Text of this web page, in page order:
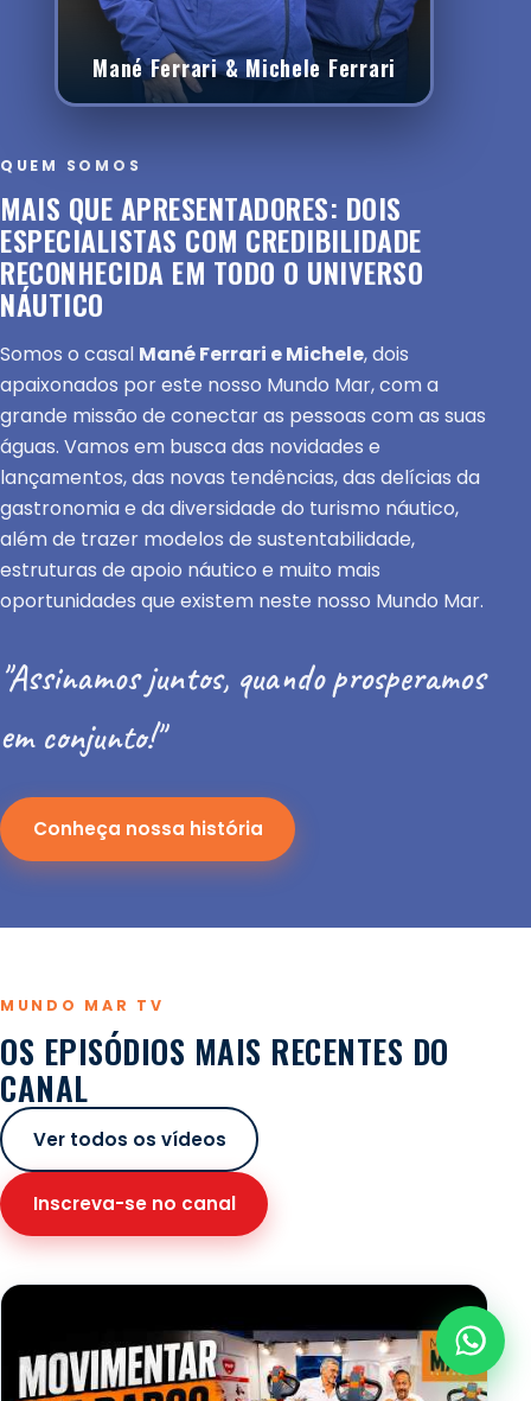
Mané Ferrari & Michele Ferrari
QUEM SOMOS
MAIS QUE APRESENTADORES: DOIS
ESPECIALISTAS COM CREDIBILIDADE
RECONHECIDA EM TODO O UNIVERSO
NÁUTICO
Somos o casal Mané Ferrari e Michele, dois
apaixonados por este nosso Mundo Mar, com a
grande missão de conectar as pessoas com as suas
águas. Vamos em busca das novidades e
lançamentos, das novas tendências, das delícias da
gastronomia e da diversidade do turismo náutico,
além de trazer modelos de sustentabilidade,
estruturas de apoio náutico e muito mais
oportunidades que existem neste nosso Mundo Mar.
"Assinamos juntos, quando prosperamos
em conjunto!"
Conheça nossa história
MUNDO MAR TV
OS EPISÓDIOS MAIS RECENTES DO
CANAL
Ver todos os vídeos
Inscreva-se no canal